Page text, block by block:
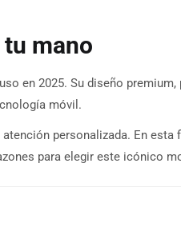
mano
en 2025. Su diseño
móvil.
personalizada. En
para elegir este icónico